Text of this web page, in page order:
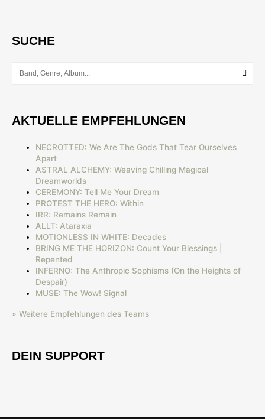
SUCHE
AKTUELLE EMPFEHLUNGEN
NECROTTED: We Are The Gods That Tear Ourselves
Apart
ASTRAL ALCHEMY: Weaving Chilling Magical
Dreamworlds
CEREMONY: Tell Me Your Dream
PROTEST THE HERO: Within
IRR: Remains Remain
ALLT: Ataraxia
MOTIONLESS IN WHITE: Decades
BRING ME THE HORIZON: Count Your Blessings |
Repented
INFERNO: The Anthropic Sophisms (On the Heights of
Despair)
MUSE: The Wow! Signal
» Weitere Empfehlungen des Teams
DEIN SUPPORT